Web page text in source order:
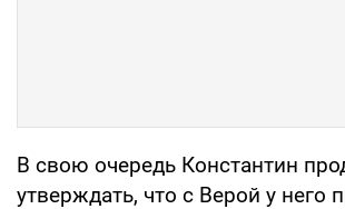
В свою очередь Константин
утверждать, что с Верой у него